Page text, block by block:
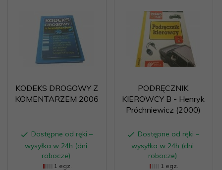
KODEKS DROGOWY Z
KOMENTARZEM 2006
Dostępne od ręki –
wysyłka w 24h (dni
robocze)
1 egz.
PODRĘCZNIK
KIEROWCY B - Henryk
Próchniewicz (2000)
Dostępne od ręki –
wysyłka w 24h (dni
robocze)
1 egz.